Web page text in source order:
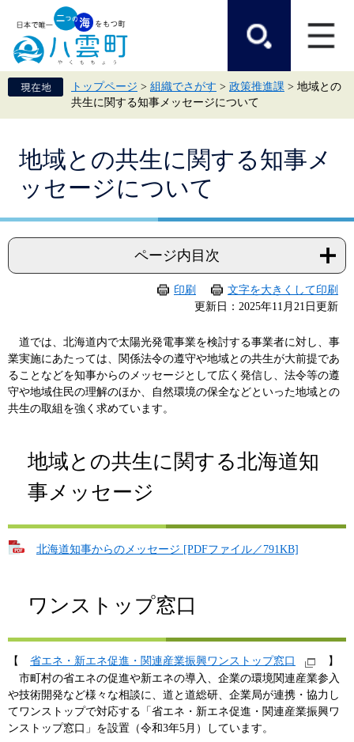
頭
で
飛
ば
て
トップページ > 組織でさがす > 政策推進課 > 地域との
共生に関する知事メッセージについて
地域との共生に関する知事メ
ッセージについて
ページ内目次
印刷
文字を大きくして印刷
更新日：2025年11月21日更新
道では、北海道内で太陽光発電事業を検討する事業者に対し、事
業実施にあたっては、関係法令の遵守や地域との共生が大前提であ
ることなどを知事からのメッセージとして広く発信し、法令等の遵
守や地域住民の理解のほか、自然環境の保全などといった地域との
共生の取組を強く求めています。
地域との共生に関する北海道知
事メッセージ
北海道知事からのメッセージ [PDFファイル／791KB]
ワンストップ窓口
【 省エネ・新エネ促進・関連産業振興ワンストップ窓口
】
市町村の省エネの促進や新エネの導入、企業の環境関連産業参入
や技術開発など様々な相談に、道と道総研、企業局が連携・協力し
てワンストップで対応する「省エネ・新エネ促進・関連産業振興ワ
ンストップ窓口」を設置（令和3年5月）しています。